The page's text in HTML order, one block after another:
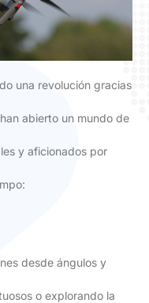
una revolución gracias
abierto un mundo de
y aficionados por
desde ángulos y
o explorando la